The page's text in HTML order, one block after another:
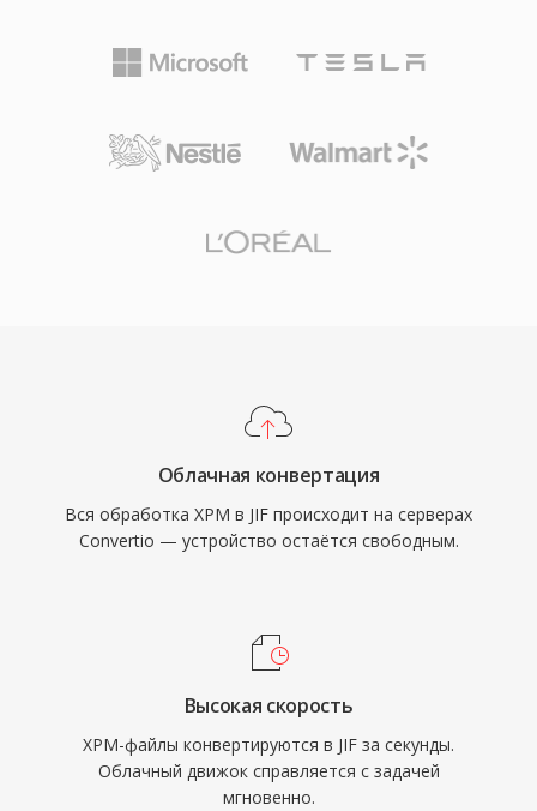
Облачная конвертация
Вся обработка XPM в JIF происходит на серверах
Convertio — устройство остаётся свободным.
Высокая скорость
XPM-файлы конвертируются в JIF за секунды.
Облачный движок справляется с задачей
мгновенно.